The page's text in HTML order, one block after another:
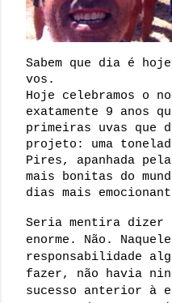
Sabem que dia é
vos.
Hoje celebramos o
exatamente 9 anos
primeiras uvas que
projeto: uma
Pires, apanhada
mais bonitas do
dias mais
Seria mentira dizer
enorme. Não.
responsabilidade
fazer, não havia
sucesso anterior à